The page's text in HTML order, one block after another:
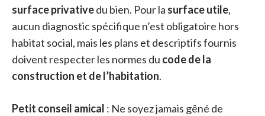
surface privativedu bien. Pour la surface utile,
aucun diagnostic spécifique n’est obligatoire hors
habitat social, mais les plans et descriptifs fournis
doivent respecter les normes du code de la
construction et de l’habitation.
Petit conseil amical : Ne soyez jamais gêné de